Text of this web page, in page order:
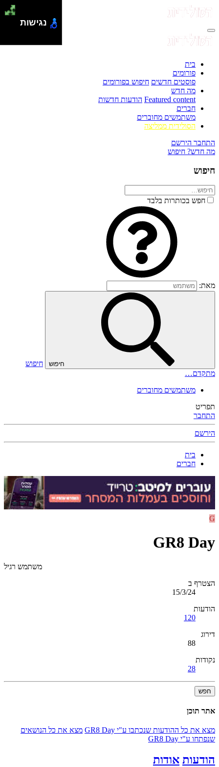
בית
פורומים
פוסטים חדשים חיפוש בפורומים
מה חדש
Featured content הודעות חדשות
חברים
משתמשים מחוברים
הסולידית ממליצה
התחבר הירשם
מה חדש? חיפוש
חיפוש
חפש בכותרות בלבד
מאת:
חיפוש
חיפוש
מתקדם…
משתמשים מחוברים
תפריט
התחבר
הירשם
בית
חברים
G
GR8 Day
משתמש רגיל
הצטרף ב
15/3/24
הודעות
120
דירוג
88
נקודות
28
חפש
אתר תוכן
מצא את כל ההודעות שנכתבו ע"י GR8 Day
מצא את כל הנושאים
שנפתחו ע"י GR8 Day
הודעות אודות
נגישות